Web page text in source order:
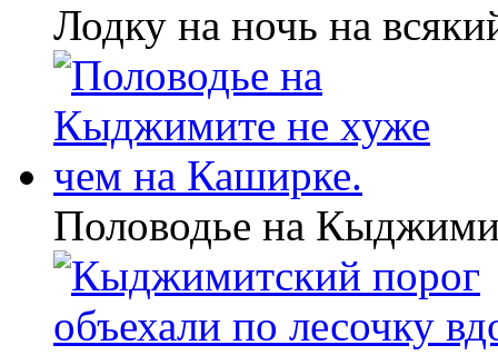
Лодку на ночь на
Половодье на